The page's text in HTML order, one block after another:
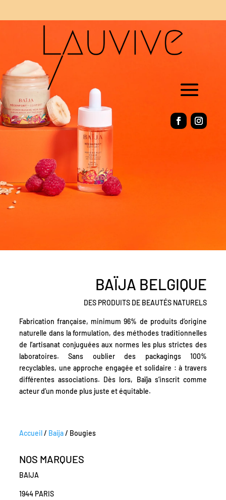
BAÏJA BELGIQUE
DES PRODUITS DE BEAUTÉS NATURELS
Fabrication française, minimum 96% de produits d’origine
naturelle dans la formulation, des méthodes traditionnelles
de l’artisanat conjuguées aux normes les plus strictes des
laboratoires. Sans oublier des packagings 100%
recyclables, une approche engagée et solidaire : à travers
différentes associations. Dès lors, Baïja s’inscrit comme
acteur d’un monde plus juste et équitable.
Accueil/ Baija/ Bougies
NOS MARQUES
BAIJA
1944 PARIS